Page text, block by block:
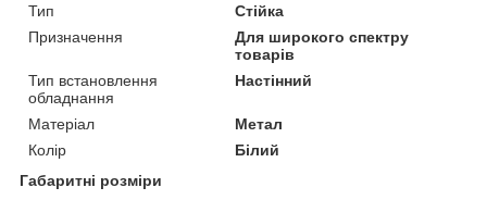
Тип
Стійка
Призначення
Для широкого спектру
товарів
Тип встановлення
обладнання
Настінний
Матеріал
Метал
Колір
Білий
Габаритні розміри